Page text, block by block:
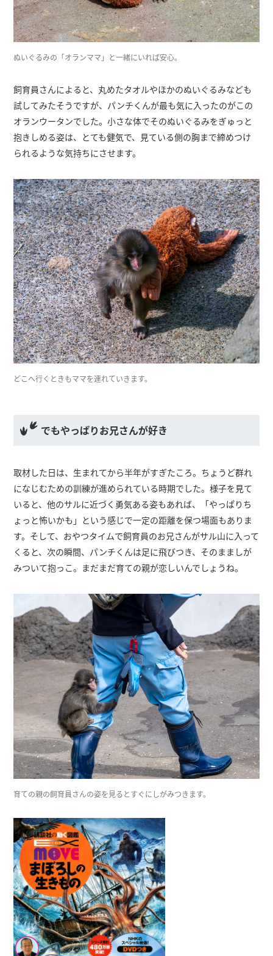
ぬいぐるみの「オランママ」と一緒にいれば安心。
飼育員さんによると、丸めたタオルやほかのぬいぐるみなども
試してみたそうですが、パンチくんが最も気に入ったのがこの
オランウータンでした。小さな体でそのぬいぐるみをぎゅっと
抱きしめる姿は、とても健気で、見ている側の胸まで締めつけ
られるような気持ちにさせます。
どこへ行くときもママを連れていきます。
でもやっぱりお兄さんが好き
取材した日は、生まれてから半年がすぎたころ。ちょうど群れ
になじむための訓練が進められている時期でした。様子を見て
いると、他のサルに近づく勇気ある姿もあれば、「やっぱりち
ょっと怖いかも」という感じで一定の距離を保つ場面もありま
す。そして、おやつタイムで飼育員のお兄さんがサル山に入って
くると、次の瞬間、パンチくんは足に飛びつき、そのまましが
みついて抱っこ。まだまだ育ての親が恋しいんでしょうね。
育ての親の飼育員さんの姿を見るとすぐにしがみつきます。